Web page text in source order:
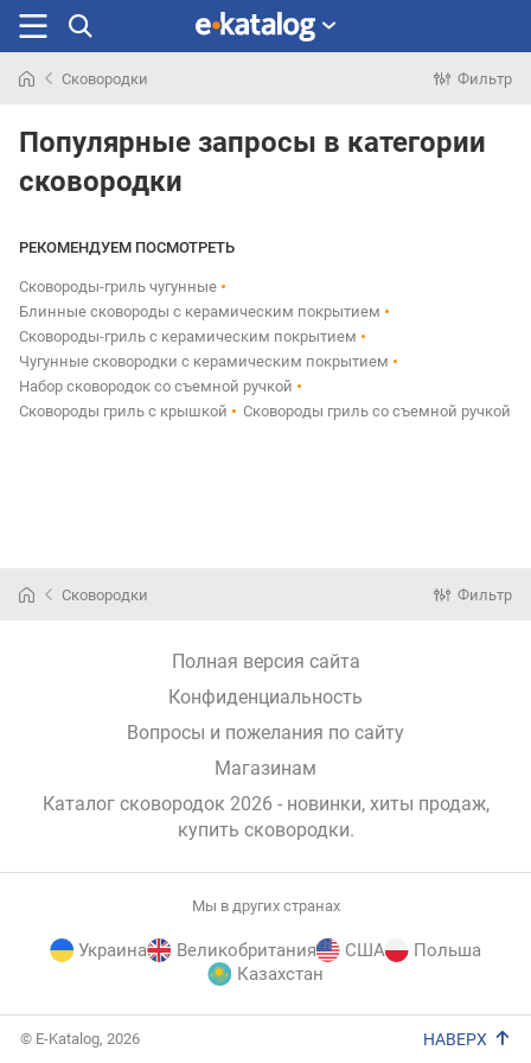
раньше
Сковородки Фильтр
Популярные запросы в категории
сковородки
РЕКОМЕНДУЕМ ПОСМОТРЕТЬ
Сковороды-гриль чугунные
Блинные сковороды с керамическим покрытием
Сковороды-гриль с керамическим покрытием
Чугунные сковородки с керамическим покрытием
Набор сковородок со съемной ручкой
Сковороды гриль с крышкой
Сковороды гриль со съемной ручкой
Сковородки Фильтр
Полная версия сайта
Конфиденциальность
Вопросы и пожелания по сайту
Магазинам
Каталог сковородок 2026 - новинки, хиты продаж,
купить сковородки.
Мы в других странах
Украина Великобритания США
Польша
Казахстан
© E-Katalog, 2026 НАВЕРХ